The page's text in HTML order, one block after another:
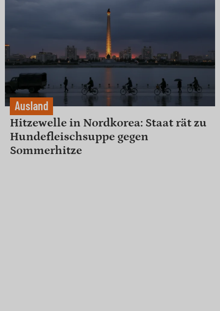
Ausland
Hitzewelle in Nordkorea: Staat rät zu
Hundefleischsuppe gegen
Sommerhitze